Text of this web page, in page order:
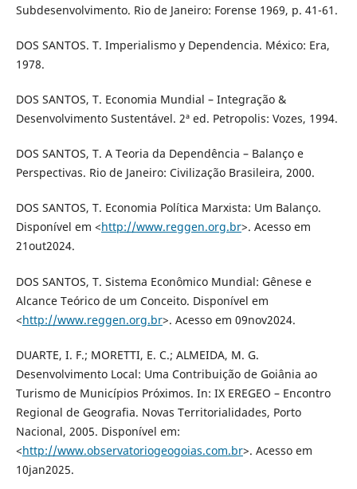
Subdesenvolvimento. Rio de Janeiro: Forense 1969, p. 41-61.
DOS SANTOS. T. Imperialismo y Dependencia. México: Era,
1978.
DOS SANTOS, T. Economia Mundial – Integração &
Desenvolvimento Sustentável. 2ª ed. Petropolis: Vozes, 1994.
DOS SANTOS, T. A Teoria da Dependência – Balanço e
Perspectivas. Rio de Janeiro: Civilização Brasileira, 2000.
DOS SANTOS, T. Economia Política Marxista: Um Balanço.
Disponível em <http://www.reggen.org.br>. Acesso em
21out2024.
DOS SANTOS, T. Sistema Econômico Mundial: Gênese e
Alcance Teórico de um Conceito. Disponível em
<http://www.reggen.org.br>. Acesso em 09nov2024.
DUARTE, I. F.; MORETTI, E. C.; ALMEIDA, M. G.
Desenvolvimento Local: Uma Contribuição de Goiânia ao
Turismo de Municípios Próximos. In: IX EREGEO – Encontro
Regional de Geografia. Novas Territorialidades, Porto
Nacional, 2005. Disponível em:
<http://www.observatoriogeogoias.com.br>. Acesso em
10jan2025.